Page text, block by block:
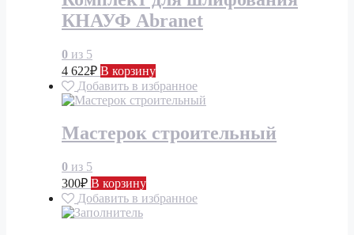
КНАУФ Abranet
0 из 5
4 622₽ В корзину
Добавить в избранное
Мастерок строительный
0 из 5
300₽ В корзину
Добавить в избранное